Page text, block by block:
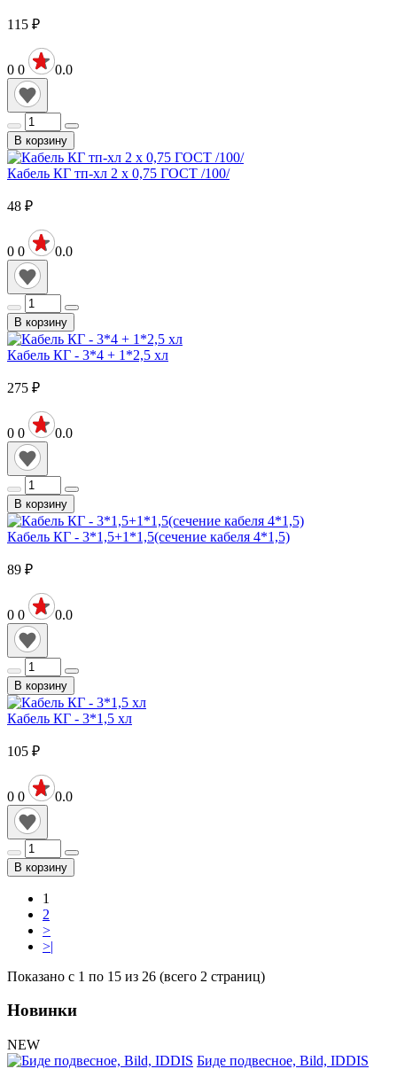
115 ₽
0 0 0.0
В корзину
Кабель КГ тп-хл 2 х 0,75 ГОСТ /100/
48 ₽
0 0 0.0
В корзину
Кабель КГ - 3*4 + 1*2,5 хл
275 ₽
0 0 0.0
В корзину
Кабель КГ - 3*1,5+1*1,5(сечение кабеля 4*1,5)
89 ₽
0 0 0.0
В корзину
Кабель КГ - 3*1,5 хл
105 ₽
0 0 0.0
В корзину
1
2
>
>|
Показано с 1 по 15 из 26 (всего 2 страниц)
Новинки
NEW
Биде подвесное, Bild, IDDIS